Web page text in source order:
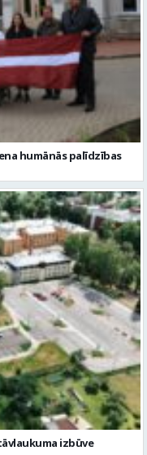
humānās palīdzības
izbūve